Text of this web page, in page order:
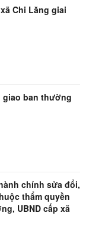
Chi Lăng giai
giao ban thường
chính sửa đổi,
thẩm quyền
UBND cấp xã